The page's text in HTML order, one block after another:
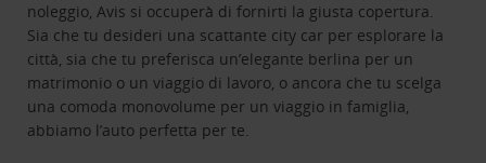
noleggio, Avis si occuperà di fornirti la giusta copertura.
Sia che tu desideri una scattante city car per esplorare la
città, sia che tu preferisca un’elegante berlina per un
matrimonio o un viaggio di lavoro, o ancora che tu scelga
una comoda monovolume per un viaggio in famiglia,
abbiamo l’auto perfetta per te.